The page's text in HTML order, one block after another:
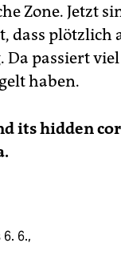
Zone. Jetzt
dass plötzlich
passiert
haben.
its hidden
6.,